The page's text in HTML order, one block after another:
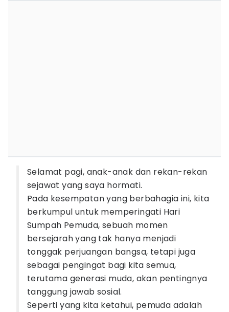
Selamat pagi, anak-anak dan rekan-rekan
sejawat yang saya hormati.
Pada kesempatan yang berbahagia ini, kita
berkumpul untuk memperingati Hari
Sumpah Pemuda, sebuah momen
bersejarah yang tak hanya menjadi
tonggak perjuangan bangsa, tetapi juga
sebagai pengingat bagi kita semua,
terutama generasi muda, akan pentingnya
tanggung jawab sosial.
Seperti yang kita ketahui, pemuda adalah